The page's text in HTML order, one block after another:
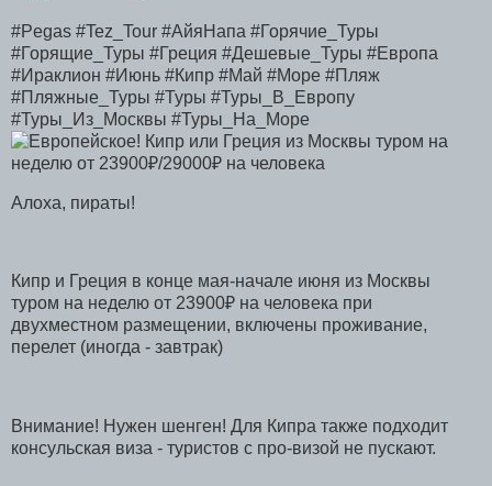
#Pegas #Tez_Tour #АйяНапа #Горячие_Туры
#Горящие_Туры #Греция #Дешевые_Туры #Европа
#Ираклион #Июнь #Кипр #Май #Море #Пляж
#Пляжные_Туры #Туры #Туры_В_Европу
#Туры_Из_Москвы #Туры_На_Море
Алоха, пираты!
Кипр и Греция в конце мая-начале июня из Москвы
туром на неделю от 23900₽ на человека при
двухместном размещении, включены проживание,
перелет (иногда - завтрак)
Внимание! Нужен шенген! Для Кипра также подходит
консульская виза - туристов с про-визой не пускают.